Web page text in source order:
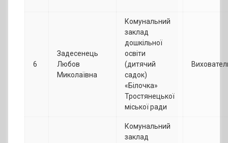
6
Задесенець
Любов
Миколаївна
Комунальний
заклад
дошкільної
освіти
(дитячий
садок)
«Білочка»
Тростянецької
міської ради
Комунальний
заклад